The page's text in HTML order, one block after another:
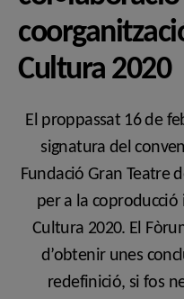
Cultura 2020
El proppassat 16 de
signatura del
Fundació Gran Teatre
per a la
Cultura 2020. El
d’obtenir unes
redefinició, si fos